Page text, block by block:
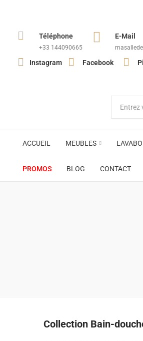
Téléphone
+33 144090665​
E-Mail
Instagram Facebook
ACCUEIL MEUBLES LAVABO
PROMOS BLOG CONTACT
Collection Bain-